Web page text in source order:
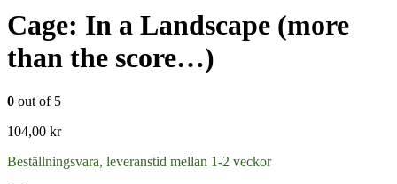
Cage: In a Landscape (more
than the score…)
0 out of 5
104,00 kr
Beställningsvara, leveranstid mellan 1-2 veckor